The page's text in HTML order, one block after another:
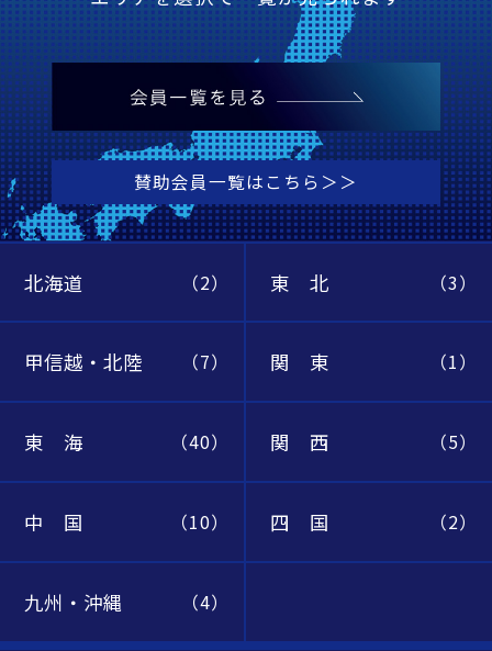
賛助会員一覧はこちら＞＞
北海道 （2） 東 北 （3）
甲信越・北陸 （7） 関 東 （1）
東 海 （40） 関 西 （5）
中 国 （10） 四 国 （2）
九州・沖縄 （4）